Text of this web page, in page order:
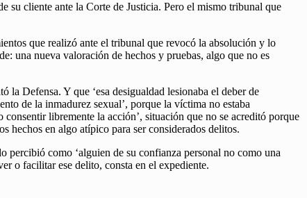
su cliente ante la Corte de Justicia. Pero el mismo tribunal que
que realizó ante el tribunal que revocó la absolución y lo
una nueva valoración de hechos y pruebas, algo que no es
la Defensa. Y que ‘esa desigualdad lesionaba el deber de
de la inmadurez sexual’, porque la víctima no estaba
libremente la acción’, situación que no se acreditó porque
hechos en algo atípico para ser considerados delitos.
como ‘alguien de su confianza personal no como una
o facilitar ese delito, consta en el expediente.